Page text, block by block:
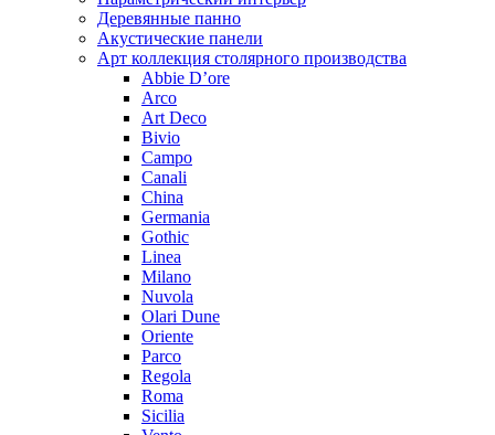
Деревянные панно
Акустические панели
Арт коллекция столярного производства
Abbie D’ore
Arco
Art Deco
Bivio
Campo
Canali
China
Germania
Gothic
Linea
Milano
Nuvola
Olari Dune
Oriente
Parco
Regola
Roma
Sicilia